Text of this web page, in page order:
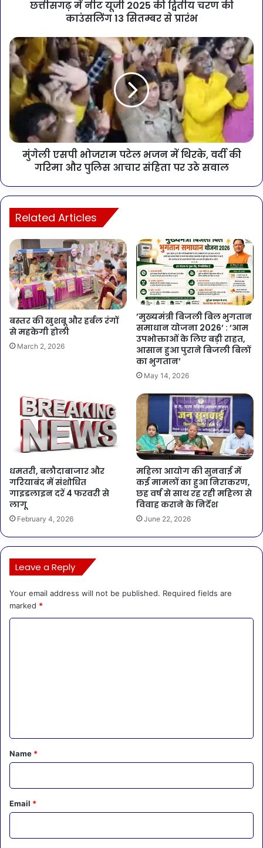
छत्तीसगढ़ में नीट यूजी 2025 की द्वितीय चरण की
काउंसलिंग 13 सितम्बर से प्रारंभ
मुंगेली एसपी भोजराम पटेल भजन में थिरके, वर्दी की
गरिमा और पुलिस आचार संहिता पर उठे सवाल
Related Articles
बस्तर की खुशबू और हर्बल रंगों
से महकेगी होली
March 2, 2026
’मुख्यमंत्री बिजली बिल भुगतान
समाधान योजना 2026’ : ’आम
उपभोक्ताओं के लिए बड़ी राहत,
आसान हुआ पुराने बिजली बिलों
का भुगतान’
May 14, 2026
धमतरी, बलौदाबाजार और
गरियाबंद में संशोधित
गाइडलाइन दरें 4 फरवरी से
लागू
February 4, 2026
महिला आयोग की सुनवाई में
कई मामलों का हुआ निराकरण,
छह वर्ष से साथ रह रही महिला से
विवाह कराने के निर्देश
June 22, 2026
Leave a Reply
Your email address will not be published. Required fields are
marked *
*
Name *
Email *